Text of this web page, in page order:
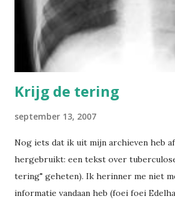
Krijg de tering
september 13, 2007
Nog iets dat ik uit mijn archieven heb
hergebruikt: een tekst over
tering" geheten). Ik herinner me niet
informatie vandaan heb (foei foei